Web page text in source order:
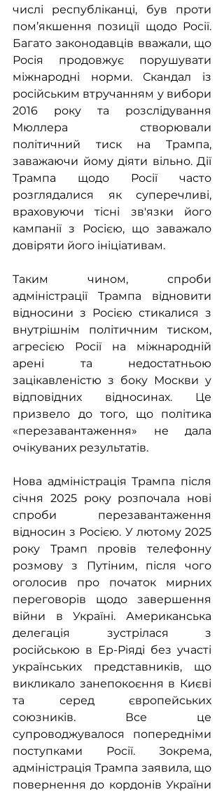
числі республіканці, був проти
пом’якшення позиції щодо Росії.
Багато законодавців вважали, що
Росія продовжує порушувати
міжнародні норми. Скандал із
російським втручанням у вибори
2016 року та розслідування
Мюллера створювали
політичний тиск на Трампа,
заважаючи йому діяти вільно. Дії
Трампа щодо Росії часто
розглядалися як суперечливі,
враховуючи тісні зв'язки його
кампанії з Росією, що заважало
довіряти його ініціативам.
Таким чином, спроби
адміністрації Трампа відновити
відносини з Росією стикалися з
внутрішнім політичним тиском,
агресією Росії на міжнародній
арені та недостатньою
зацікавленістю з боку Москви у
відповідних відносинах. Це
призвело до того, що політика
«перезавантаження» не дала
очікуваних результатів.
Нова адміністрація Трампа після
січня 2025 року розпочала нові
спроби перезавантаження
відносин з Росією. У лютому 2025
року Трамп провів телефонну
розмову з Путіним, після чого
оголосив про початок мирних
переговорів щодо завершення
війни в Україні. Американська
делегація зустрілася з
російською в Ер-Ріяді без участі
українських представників, що
викликало занепокоєння в Києві
та серед європейських
союзників. Все це
супроводжувалося попередніми
поступками Росії. Зокрема,
адміністрація Трампа заявила, що
повернення до кордонів України